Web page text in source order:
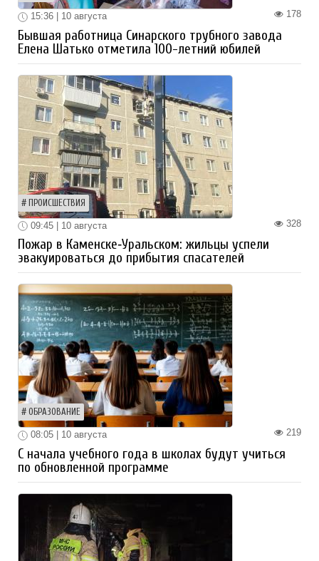
178
15:36 | 10 августа
Бывшая работница Синарского трубного завода
Елена Шатько отметила 100-летний юбилей
ПРОИСШЕСТВИЯ
328
09:45 | 10 августа
Пожар в Каменске‑Уральском: жильцы успели
эвакуироваться до прибытия спасателей
ОБРАЗОВАНИЕ
219
08:05 | 10 августа
С начала учебного года в школах будут учиться
по обновленной программе